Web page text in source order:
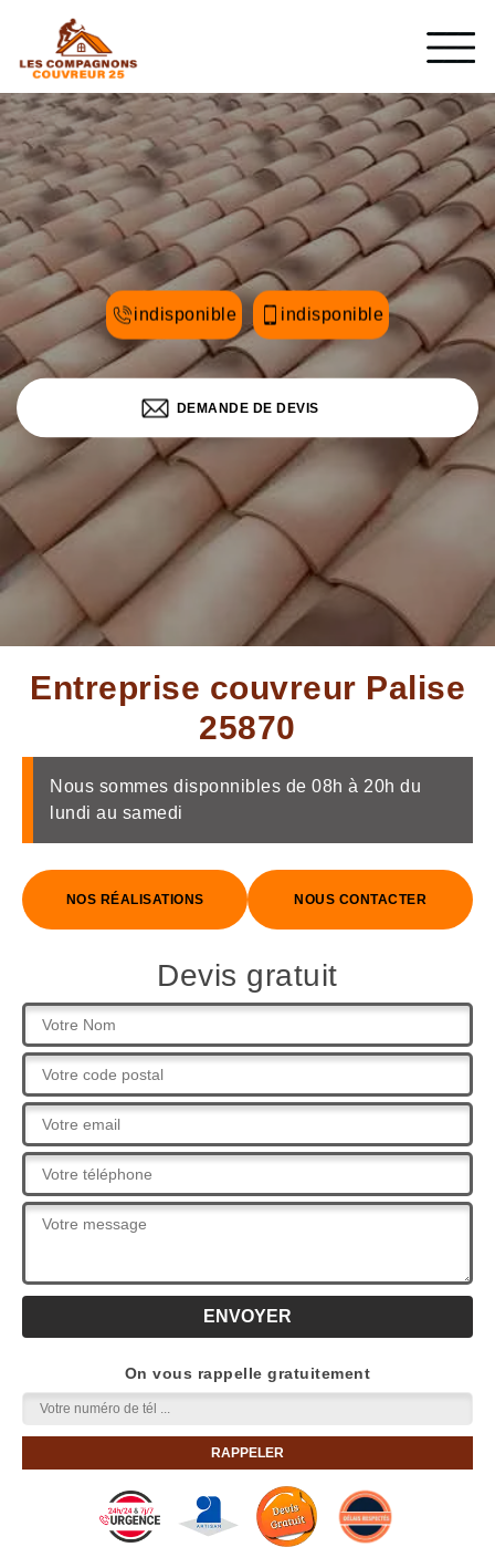
indisponible indisponible
DEMANDE DE DEVIS
Entreprise couvreur Palise
25870
Nous sommes disponnibles de 08h à 20h du
lundi au samedi
NOS RÉALISATIONS NOUS CONTACTER
Devis gratuit
On vous rappelle gratuitement